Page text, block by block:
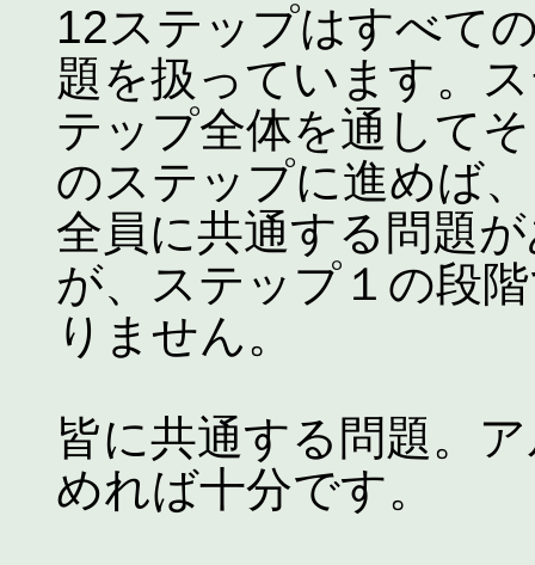
12ステップはすべて
題を扱っています。
テップ全体を通して
のステップに進めば
全員に共通する問題
が、ステップ１の段
りません。
皆に共通する問題。
めれば十分です。